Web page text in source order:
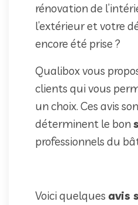
rénovation de
l’extérieur et votre
encore été prise ?
Qualibox vous
clients qui vous
un choix. Ces avis
déterminent le bon
professionnels du
Voici quelques avis